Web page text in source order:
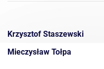
Krzysztof Staszewski
Mieczysław Tołpa